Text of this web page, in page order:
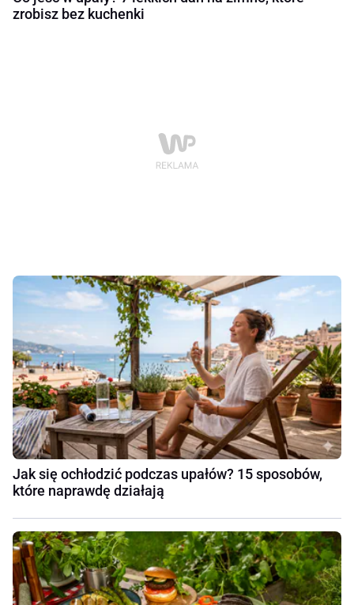
zrobisz bez kuchenki
Jak się ochłodzić podczas upałów? 15 sposobów,
które naprawdę działają